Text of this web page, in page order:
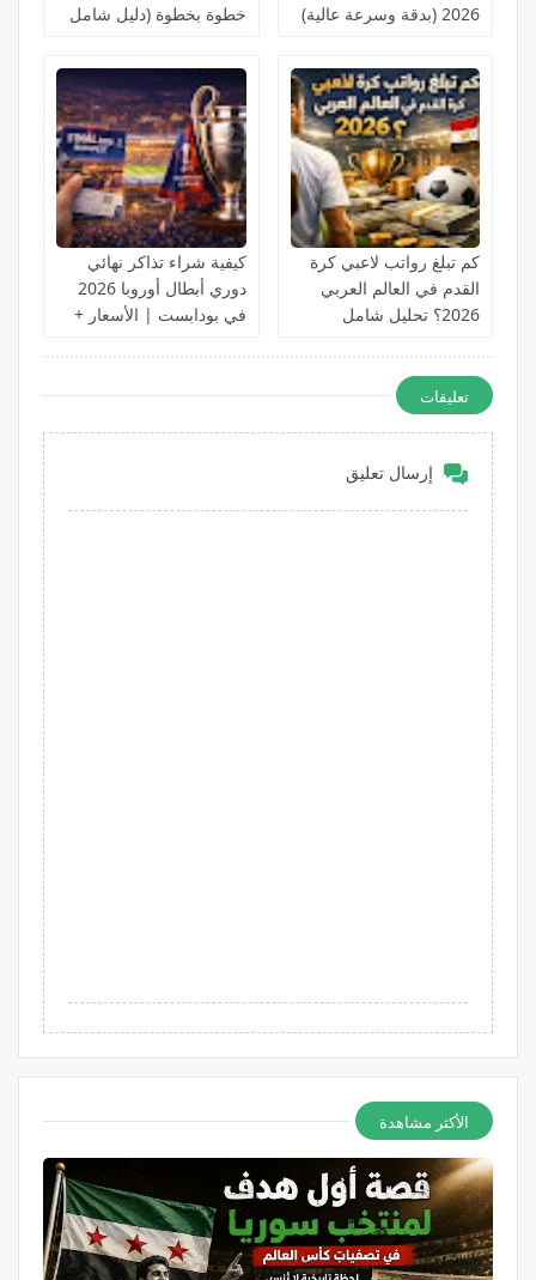
2026 (بدقة وسرعة عالية)
خطوة بخطوة (دليل شامل
كم تبلغ رواتب لاعبي كرة
القدم في العالم العربي
2026؟ تحليل شامل
كيفية شراء تذاكر نهائي
دوري أبطال أوروبا 2026
في بودابست | الأسعار +
تعليقات
إرسال تعليق
الأكثر مشاهدة